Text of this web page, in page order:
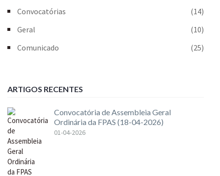
Convocatórias
(14)
Geral
(10)
Comunicado
(25)
ARTIGOS RECENTES
Convocatória de Assembleia Geral
Ordinária da FPAS (18-04-2026)
01-04-2026